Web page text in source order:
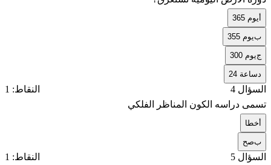
يوم 365
بيوم 355
جيوم 300
ساعة 24
السؤال 4
النقاط: 1
تسمى دراسه الكون المناظر الفلكي
خطا
بصح
السؤال 5 النقاط: 1